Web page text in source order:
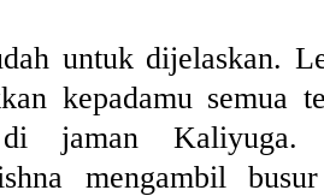
untuk dijelaskan.
kepadamu semua
di jaman Kaliyuga.
mengambil